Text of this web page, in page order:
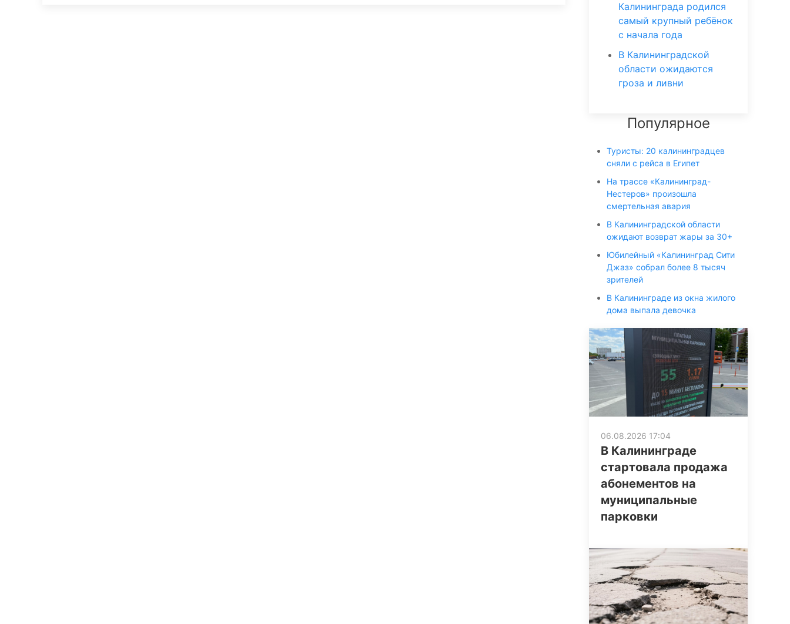
Калининграда родился
самый крупный ребёнок
с начала года
В Калининградской
области ожидаются
гроза и ливни
Популярное
Туристы: 20 калининградцев
сняли с рейса в Египет
На трассе «Калининград-
Нестеров» произошла
смертельная авария
В Калининградской области
ожидают возврат жары за 30+
Юбилейный «Калининград Сити
Джаз» собрал более 8 тысяч
зрителей
В Калининграде из окна жилого
дома выпала девочка
06.08.2026 17:04
В Калининграде
стартовала продажа
абонементов на
муниципальные
парковки